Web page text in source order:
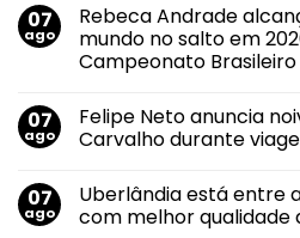
em
Agosto
Lilás
2026:
transformar
em
proteção
07
ago
Rebeca Andrade
mundo no salto em
Campeonato Brasileiro
em
Rebeca
Andrade
nota
do
mundo
07
ago
Felipe Neto anuncia
Carvalho durante
em
Felipe
Neto
07
ago
Uberlândia está entre
com melhor qualidade